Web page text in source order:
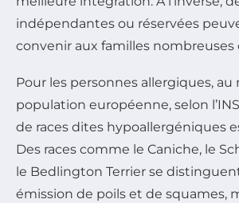
indépendantes ou réservées
convenir aux familles nombreuses
Pour les personnes allergiques, au
population européenne, selon
de races dites hypoallergéniques
Des races comme le Caniche, le
le Bedlington Terrier se
émission de poils et de squames,